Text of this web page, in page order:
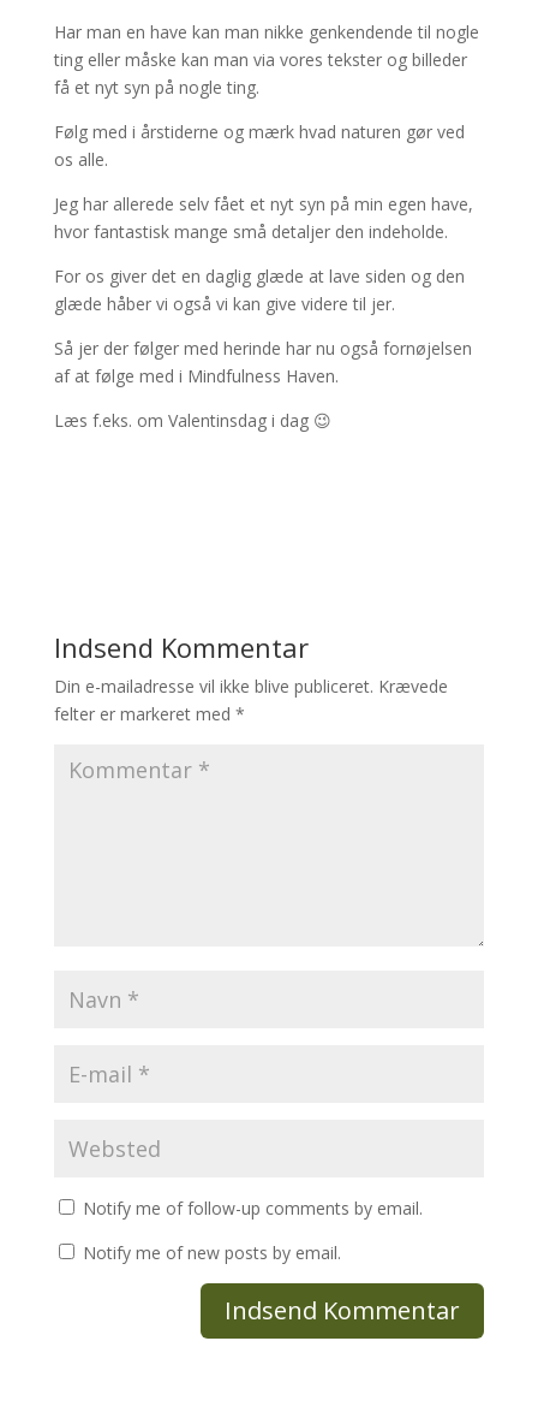
Har man en have kan man nikke genkendende til nogle
ting eller måske kan man via vores tekster og billeder
få et nyt syn på nogle ting.
Følg med i årstiderne og mærk hvad naturen gør ved
os alle.
Jeg har allerede selv fået et nyt syn på min egen have,
hvor fantastisk mange små detaljer den indeholde.
For os giver det en daglig glæde at lave siden og den
glæde håber vi også vi kan give videre til jer.
Så jer der følger med herinde har nu også fornøjelsen
af at følge med i Mindfulness Haven.
Læs f.eks. om Valentinsdag i dag 😉
Indsend Kommentar
Din e-mailadresse vil ikke blive publiceret. Krævede
felter er markeret med *
Notify me of follow-up comments by email.
Notify me of new posts by email.